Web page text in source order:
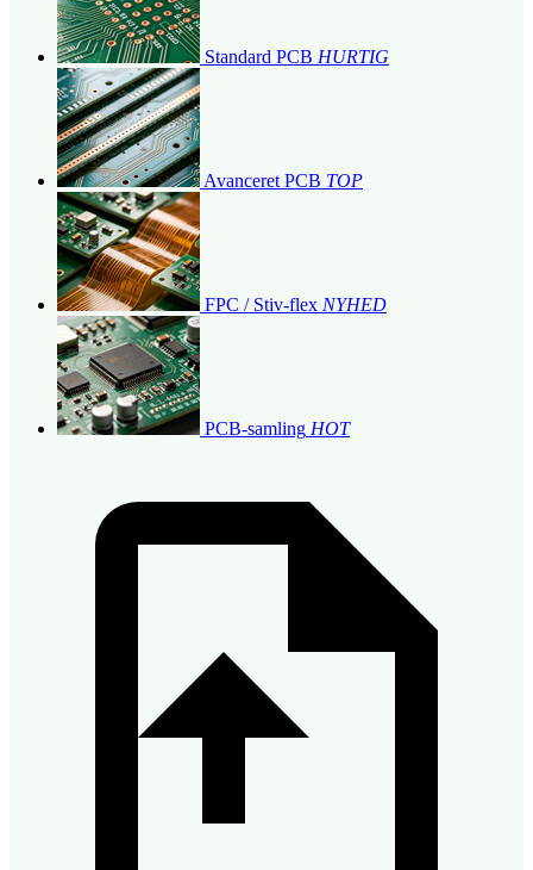
Standard PCB HURTIG
Avanceret PCB TOP
FPC / Stiv-flex NYHED
PCB-samling HOT